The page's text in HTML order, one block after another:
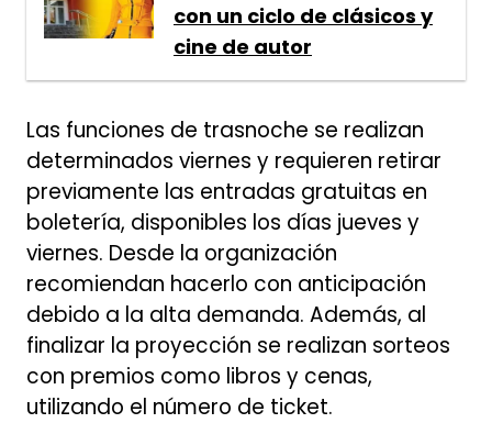
con un ciclo de clásicos y
cine de autor
Las funciones de trasnoche se realizan
determinados viernes y requieren retirar
previamente las entradas gratuitas en
boletería, disponibles los días jueves y
viernes. Desde la organización
recomiendan hacerlo con anticipación
debido a la alta demanda. Además, al
finalizar la proyección se realizan sorteos
con premios como libros y cenas,
utilizando el número de ticket.